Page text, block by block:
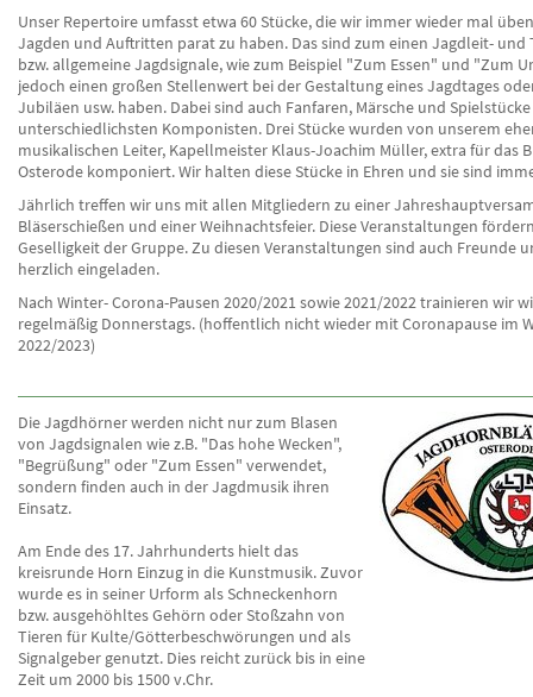
Unser Repertoire umfasst etwa 60 Stücke, die wir immer wieder mal
Jagden und Auftritten parat zu haben. Das sind zum einen Jagdleit- und
bzw. allgemeine Jagdsignale, wie zum Beispiel "Zum Essen" und "Zum
jedoch einen großen Stellenwert bei der Gestaltung eines Jagdtages
Jubiläen usw. haben. Dabei sind auch Fanfaren, Märsche und
unterschiedlichsten Komponisten. Drei Stücke wurden von unserem
musikalischen Leiter, Kapellmeister Klaus-Joachim Müller, extra für das
Osterode komponiert. Wir halten diese Stücke in Ehren und sie sind
Jährlich treffen wir uns mit allen Mitgliedern zu einer
Bläserschießen und einer Weihnachtsfeier. Diese Veranstaltungen
Geselligkeit der Gruppe. Zu diesen Veranstaltungen sind auch Freunde
herzlich eingeladen.
Nach Winter- Corona-Pausen 2020/2021 sowie 2021/2022 trainieren wir
regelmäßig Donnerstags. (hoffentlich nicht wieder mit Coronapause im
2022/2023)
Die Jagdhörner werden nicht nur zum Blasen
von Jagdsignalen wie z.B. "Das hohe Wecken",
"Begrüßung" oder "Zum Essen" verwendet,
sondern finden auch in der Jagdmusik ihren
Einsatz.
Am Ende des 17. Jahrhunderts hielt das
kreisrunde Horn Einzug in die Kunstmusik. Zuvor
wurde es in seiner Urform als Schneckenhorn
bzw. ausgehöhltes Gehörn oder Stoßzahn von
Tieren für Kulte/Götterbeschwörungen und als
Signalgeber genutzt. Dies reicht zurück bis in eine
Zeit um 2000 bis 1500 v.Chr.